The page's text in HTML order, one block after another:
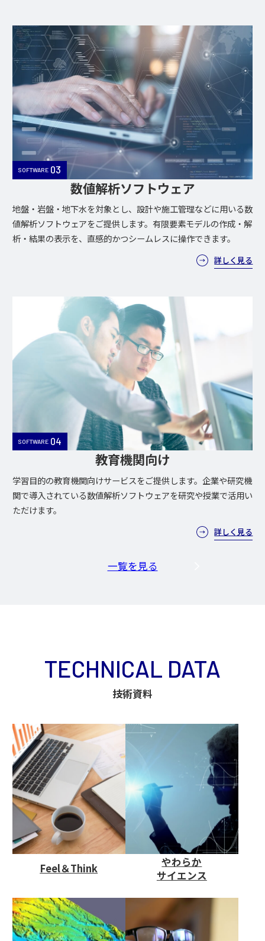
SOFTWARE 03
数値解析ソフトウェア
地盤・岩盤・地下水を対象とし、設計や施工管理などに用いる数
値解析ソフトウェアをご提供します。有限要素モデルの作成・解
析・結果の表示を、直感的かつシームレスに操作できます。
詳しく見る
SOFTWARE 04
教育機関向け
学習目的の教育機関向けサービスをご提供します。企業や研究機
関で導入されている数値解析ソフトウェアを研究や授業で活用い
ただけます。
詳しく見る
一覧を見る
TECHNICAL DATA
技術資料
Feel＆Think
やわらか
サイエンス